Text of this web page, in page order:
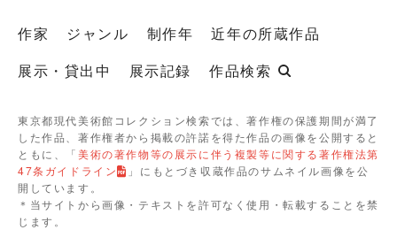
作家 ジャンル 制作年
近年の所蔵作品
展示・貸出中
展示記録 作品検索
東京都現代美術館コレクション検索では、著作権の保護期間が満了
した作品、著作権者から掲載の許諾を得た作品の画像を公開すると
ともに、「美術の著作物等の展示に伴う複製等に関する著作権法第
47条ガイドライン
」にもとづき収蔵作品のサムネイル画像を公
開しています。
＊当サイトから画像・テキストを許可なく使用・転載することを禁
じます。